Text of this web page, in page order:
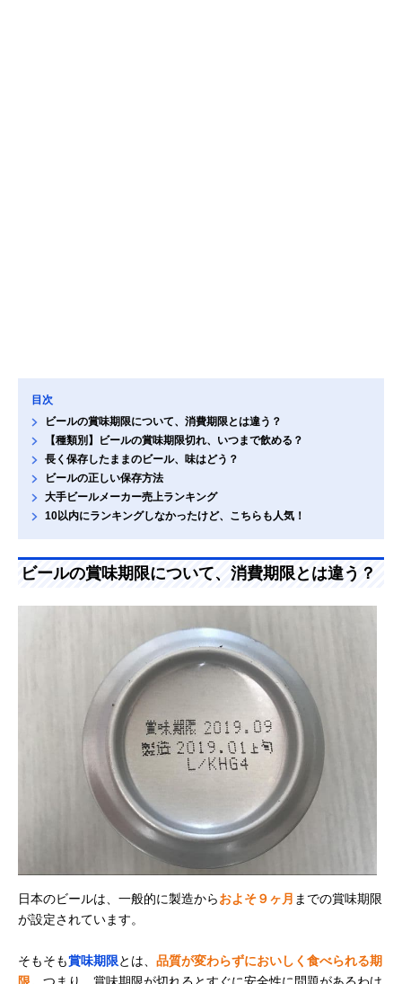
目次
ビールの賞味期限について、消費期限とは違う？
【種類別】ビールの賞味期限切れ、いつまで飲める？
長く保存したままのビール、味はどう？
ビールの正しい保存方法
大手ビールメーカー売上ランキング
10以内にランキングしなかったけど、こちらも人気！
ビールの賞味期限について、消費期限とは違う？
日本のビールは、一般的に製造からおよそ９ヶ月 までの賞味期限
が設定されています。
そもそも賞味期限とは、 品質が変わらずにおいしく食べられる期